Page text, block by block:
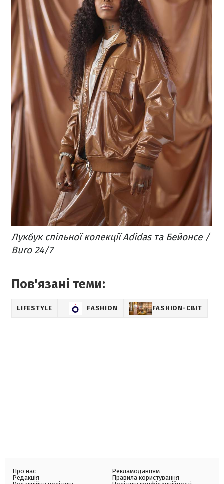
Лукбук спільної колекції Adidas та Бейонсе /
Buro 24/7
Пов'язані теми:
LIFESTYLE FASHION FASHION-СВІТ
Про нас
Редакція
Рекламодавцям
Правила користування